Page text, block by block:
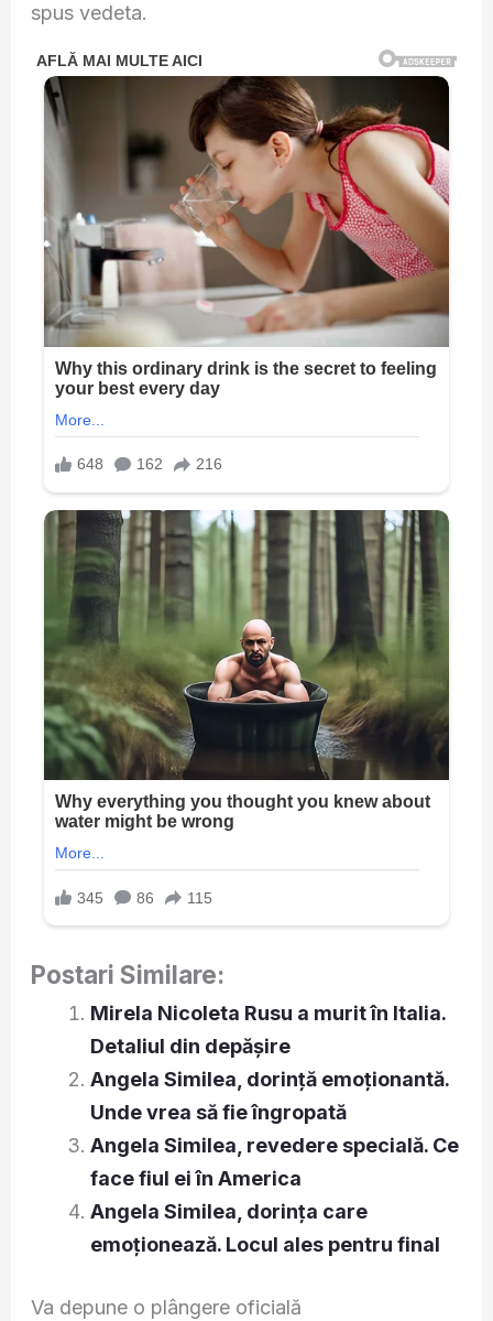
spus vedeta.
Postari Similare:
Mirela Nicoleta Rusu a murit în Italia.
Detaliul din depășire
Angela Similea, dorință emoționantă.
Unde vrea să fie îngropată
Angela Similea, revedere specială. Ce
face fiul ei în America
Angela Similea, dorința care
emoționează. Locul ales pentru final
Va depune o plângere oficială